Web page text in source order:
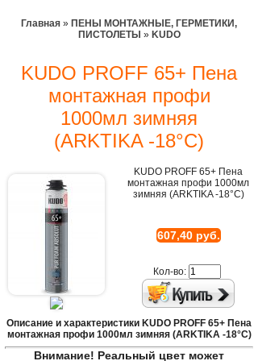
Главная » ПЕНЫ МОНТАЖНЫЕ, ГЕРМЕТИКИ,
ПИСТОЛЕТЫ » KUDO
KUDO PROFF 65+ Пена
монтажная профи
1000мл зимняя
(ARKTIKA -18°C)
KUDO PROFF 65+ Пена
монтажная профи 1000мл
зимняя (ARKTIKA -18°C)
607,40 руб.
Кол-во:
Описание и характеристики KUDO PROFF 65+ Пена
монтажная профи 1000мл зимняя (ARKTIKA -18°C)
Внимание! Реальный цвет может